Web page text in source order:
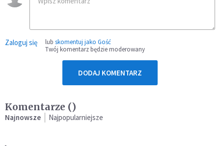
Zaloguj się lub skomentuj jako Gość
Twój komentarz będzie moderowany
DODAJ KOMENTARZ
Komentarze ()
Najnowsze Najpopularniejsze